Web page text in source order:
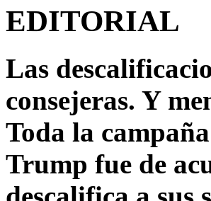
EDITORIAL
Las
consejeras. Y
Toda la
Trump fue de